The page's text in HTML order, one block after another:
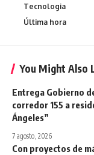
Tecnologia
Última hora
You Might Also
Entrega Gobierno
corredor 155 a
Ángeles”
7 agosto, 2026
Con proyectos de